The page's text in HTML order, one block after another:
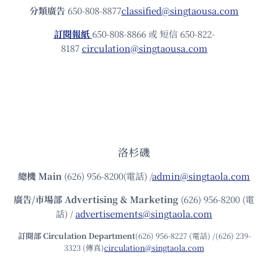
分類廣告 650-808-8877classified@singtaousa.com
訂閱報紙 650-808-8866 或 短信 650-822-
8187circulation@singtaousa.com
洛杉磯
總機Main (626) 956-8200(電話) /admin@singtaola.com
廣告/市場部Advertising & Marketing (626) 956-8200 (電
話) /advertisements@singtaola.com
訂閱部 Circulation Department(626) 956-8227 (電話) /(626) 239-
3323 (傳真)circulation@singtaola.com